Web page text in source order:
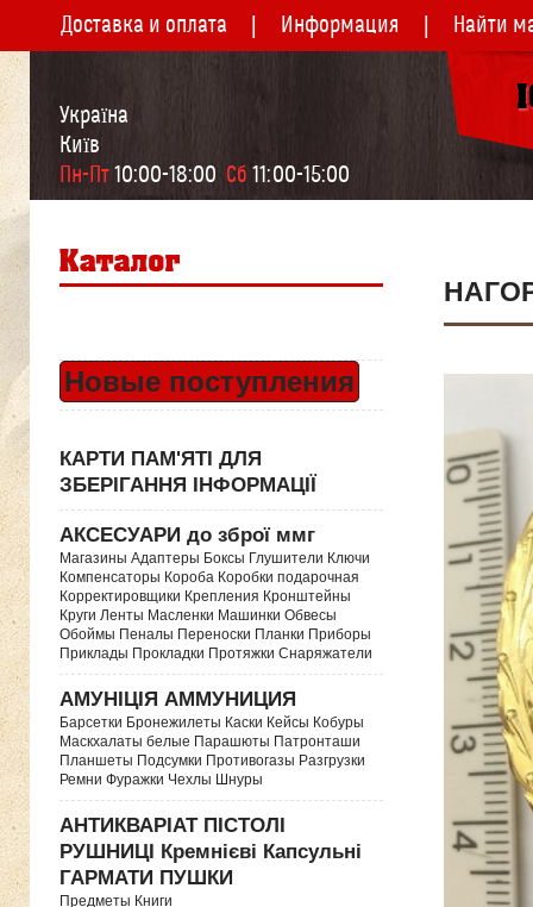
Доставка и оплата Информация Найти
Україна
Київ
Пн-Пт 10:00-18:00 Сб 11:00-15:00
Новые поступления
КАРТИ ПАМ'ЯТІ ДЛЯ
ЗБЕРІГАННЯ ІНФОРМАЦІЇ
АКСЕСУАРИ до зброї ммг
Магазины Адаптеры Боксы Глушители Ключи
Компенсаторы Короба Коробки подарочная
Корректировщики Крепления Кронштейны
Круги Ленты Масленки Машинки Обвесы
Обоймы Пеналы Переноски Планки Приборы
Приклады Прокладки Протяжки Снаряжатели
АМУНІЦІЯ АММУНИЦИЯ
Барсетки Бронежилеты Каски Кейсы Кобуры
Маскхалаты белые Парашюты Патронташи
Планшеты Подсумки Противогазы Разгрузки
Ремни Фуражки Чехлы Шнуры
АНТИКВАРІАТ ПІСТОЛІ
РУШНИЦІ Кремнієві Капсульні
ГАРМАТИ ПУШКИ
Предметы Книги